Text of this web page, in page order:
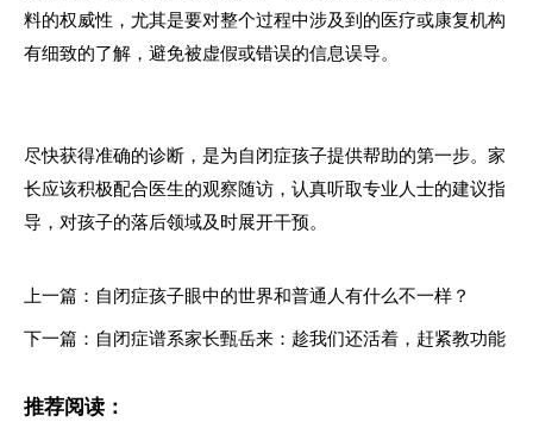
料的权威性，尤其是要对整个过程中涉及到的医疗或康复机构
有细致的了解，避免被虚假或错误的信息误导。
尽快获得准确的诊断，是为自闭症孩子提供帮助的第一步。家
长应该积极配合医生的观察随访，认真听取专业人士的建议指
导，对孩子的落后领域及时展开干预。
上一篇：自闭症孩子眼中的世界和普通人有什么不一样？
下一篇：自闭症谱系家长甄岳来：趁我们还活着，赶紧教功能
推荐阅读：